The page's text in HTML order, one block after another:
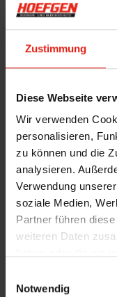
Zustimmung
Diese Webseite
Wir verwenden
personalisieren,
zu können und die
analysieren.
Verwendung
soziale Medien,
Partner führen
weiteren Daten
Notwendig
Die
Automatik